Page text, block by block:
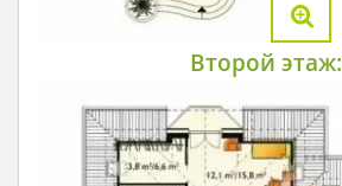
Второй этаж: